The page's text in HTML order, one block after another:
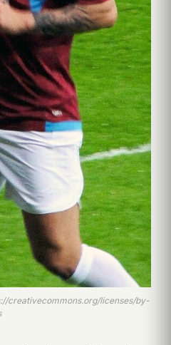
creativecommons.org/licenses/by-